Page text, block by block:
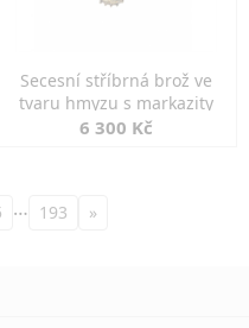
Secesní stříbrná brož ve
tvaru hmyzu s markazity
6 300 Kč
… 193 »